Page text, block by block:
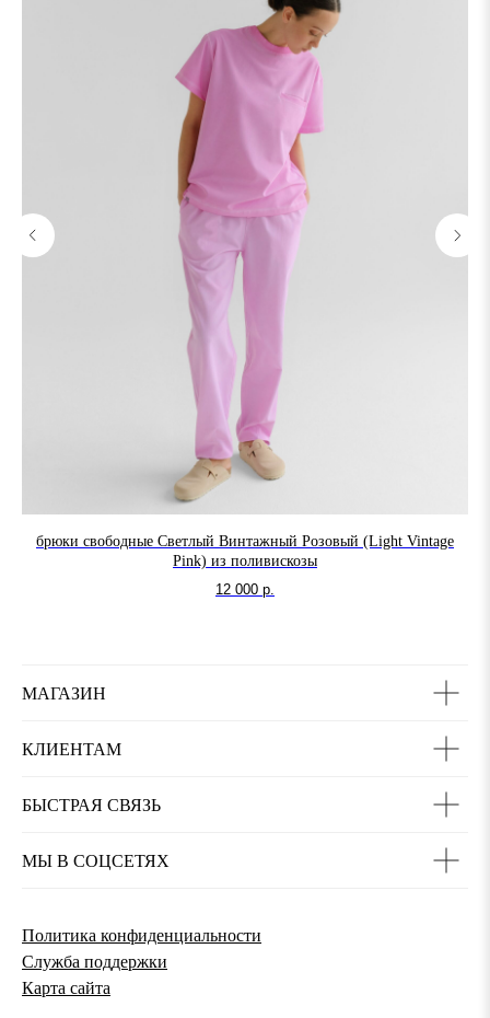
брюки свободные Светлый Винтажный Розовый (Light Vintage
Pink) из поливискозы
12 000 р.
МАГАЗИН
КЛИЕНТАМ
БЫСТРАЯ СВЯЗЬ
МЫ В СОЦСЕТЯХ
Политика конфиденциальности
Служба поддержки
Карта сайта